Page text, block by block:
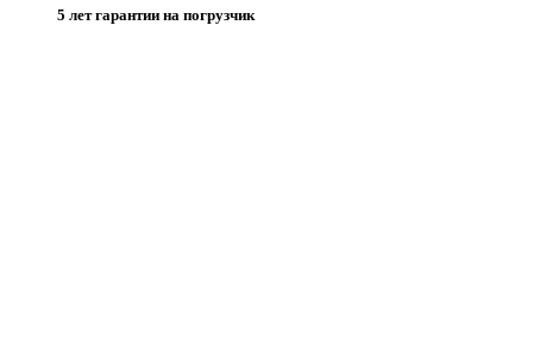
5 лет гарантии на погрузчик